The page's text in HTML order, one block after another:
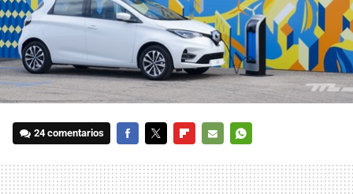
24 comentarios
MAIL